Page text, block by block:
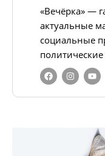
«Вечёрка» —
актуальные
социальные